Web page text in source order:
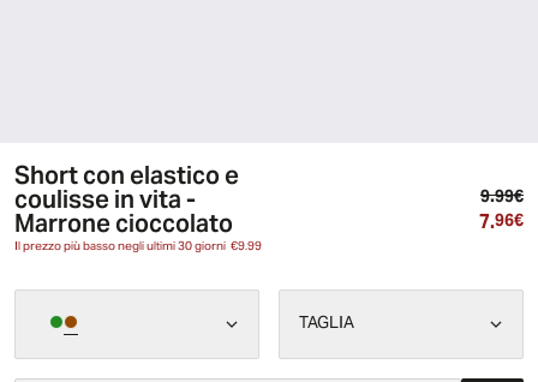
Short con elastico e
coulisse in vita -
Marrone cioccolato
Il prezzo più basso negli ultimi 30 giorni€9.99
9.99€
7.96€
TAGLIA